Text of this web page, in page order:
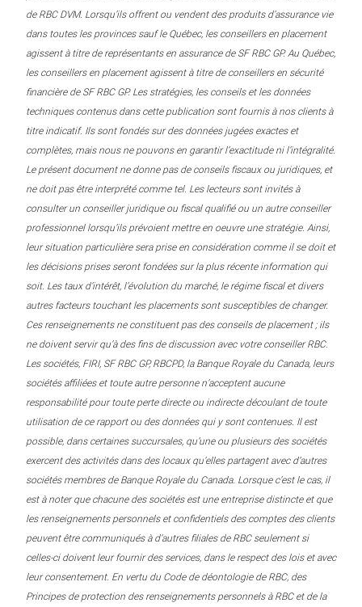
de RBC DVM. Lorsqu’ils offrent ou vendent des produits d’assurance vie
dans toutes les provinces sauf le Québec, les conseillers en placement
agissent à titre de représentants en assurance de SF RBC GP. Au Québec,
les conseillers en placement agissent à titre de conseillers en sécurité
financière de SF RBC GP. Les stratégies, les conseils et les données
techniques contenus dans cette publication sont fournis à nos clients à
titre indicatif. Ils sont fondés sur des données jugées exactes et
complètes, mais nous ne pouvons en garantir l’exactitude ni l’intégralité.
Le présent document ne donne pas de conseils fiscaux ou juridiques, et
ne doit pas être interprété comme tel. Les lecteurs sont invités à
consulter un conseiller juridique ou fiscal qualifié ou un autre conseiller
professionnel lorsqu’ils prévoient mettre en oeuvre une stratégie. Ainsi,
leur situation particulière sera prise en considération comme il se doit et
les décisions prises seront fondées sur la plus récente information qui
soit. Les taux d’intérêt, l’évolution du marché, le régime fiscal et divers
autres facteurs touchant les placements sont susceptibles de changer.
Ces renseignements ne constituent pas des conseils de placement ; ils
ne doivent servir qu’à des fins de discussion avec votre conseiller RBC.
Les sociétés, FIRI, SF RBC GP, RBCPD, la Banque Royale du Canada, leurs
sociétés affiliées et toute autre personne n’acceptent aucune
responsabilité pour toute perte directe ou indirecte découlant de toute
utilisation de ce rapport ou des données qui y sont contenues. Il est
possible, dans certaines succursales, qu’une ou plusieurs des sociétés
exercent des activités dans des locaux qu’elles partagent avec d’autres
sociétés membres de Banque Royale du Canada. Lorsque c’est le cas, il
est à noter que chacune des sociétés est une entreprise distincte et que
les renseignements personnels et confidentiels des comptes des clients
peuvent être communiqués à d’autres filiales de RBC seulement si
celles-ci doivent leur fournir des services, dans le respect des lois et avec
leur consentement. En vertu du Code de déontologie de RBC, des
Principes de protection des renseignements personnels à RBC et de la